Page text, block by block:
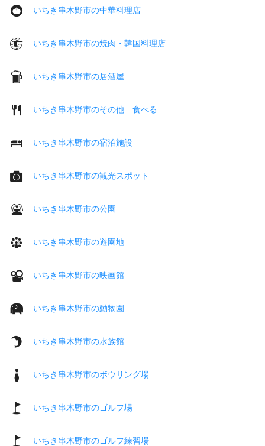
いちき串木野市の中華料理店
いちき串木野市の焼肉・韓国料理店
いちき串木野市の居酒屋
いちき串木野市のその他 食べる
いちき串木野市の宿泊施設
いちき串木野市の観光スポット
いちき串木野市の公園
いちき串木野市の遊園地
いちき串木野市の映画館
いちき串木野市の動物園
いちき串木野市の水族館
いちき串木野市のボウリング場
いちき串木野市のゴルフ場
いちき串木野市のゴルフ練習場